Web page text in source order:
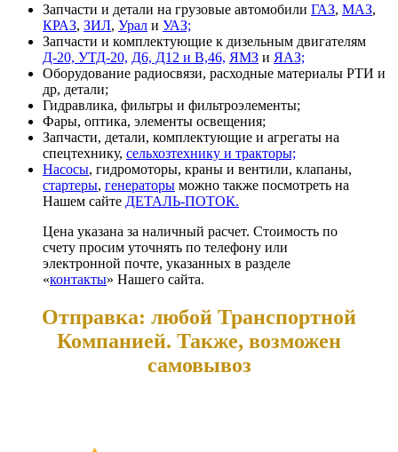
Запчасти и детали на грузовые автомобили ГАЗ, МАЗ,
КРАЗ, ЗИЛ, Урал и УАЗ;
Запчасти и комплектующие к дизельным двигателям
Д-20, УТД-20, Д6, Д12 и В,46, ЯМЗ и ЯАЗ;
Оборудование радиосвязи, расходные материалы РТИ и
др, детали;
Гидравлика, фильтры и фильтроэлементы;
Фары, оптика, элементы освещения;
Запчасти, детали, комплектующие и агрегаты на
спецтехнику, сельхозтехнику и тракторы;
Насосы, гидромоторы, краны и вентили, клапаны,
стартеры, генераторы можно также посмотреть на
Нашем сайте ДЕТАЛЬ-ПОТОК.
Цена указана за наличный расчет. Стоимость по
счету просим уточнять по телефону или
электронной почте, указанных в разделе
«контакты» Нашего сайта.
Отправка: любой Транспортной
Компанией. Также, возможен
самовывоз